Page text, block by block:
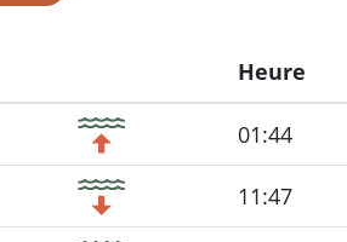
Icon
Heure
01:44
11:47